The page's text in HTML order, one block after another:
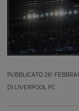
PUBBLICATO 26º
DI LIVERPOOL FC